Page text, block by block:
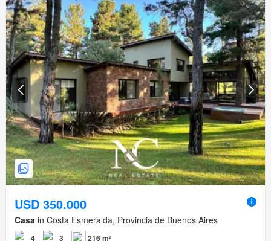
USD 350.000
Casa in Costa Esmeralda, Provincia de Buenos Aires
4 3 216 m²